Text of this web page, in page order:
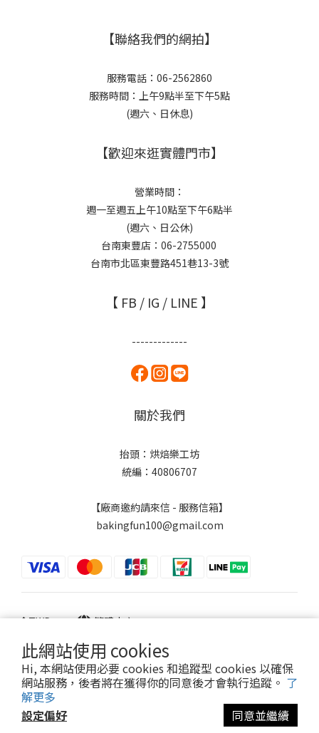
此網站使用 cookies
Hi, 本網站使用必要 cookies 和追蹤型 cookies 以確保
網站服務，後者將在獲得你的同意後才會執行追蹤。 了
解更多
設定偏好
同意並繼續
【聯絡我們的網拍】
服務電話：06-2562860
服務時間：上午9點半至下午5點
(週六、日休息)
【歡迎來逛實體門市】
營業時間：
週一至週五上午10點至下午6點半
(週六、日公休)
台南東豐店：06-2755000
台南市北區東豐路451巷13-3號
【 FB / IG / LINE 】
-------------
關於我們
抬頭：烘焙樂工坊
統編：40806707
【廠商邀約請來信 - 服務信箱】
bakingfun100@gmail.com
$TWD 繁體中文